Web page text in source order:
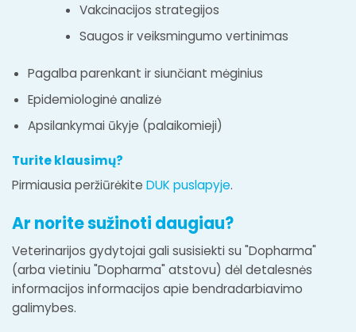
Vakcinacijos strategijos
Saugos ir veiksmingumo vertinimas
Pagalba parenkant ir siunčiant mėginius
Epidemiologinė analizė
Apsilankymai ūkyje (palaikomieji)
Turite klausimų?
Pirmiausia peržiūrėkite DUK puslapyje.
Ar norite sužinoti daugiau?
Veterinarijos gydytojai gali susisiekti su "Dopharma"
(arba vietiniu "Dopharma" atstovu) dėl detalesnės
informacijos informacijos apie bendradarbiavimo
galimybes.